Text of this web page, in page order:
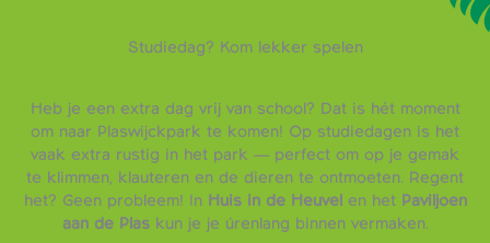
Studiedag? Kom lekker spelen
Heb je een extra dag vrij van school? Dat is hét moment
om naar Plaswijckpark te komen! Op studiedagen is het
vaak extra rustig in het park — perfect om op je gemak
te klimmen, klauteren en de dieren te ontmoeten. Regent
het? Geen probleem! In Huis in de Heuvelen het Paviljoen
aan de Plaskun je je úrenlang binnen vermaken.